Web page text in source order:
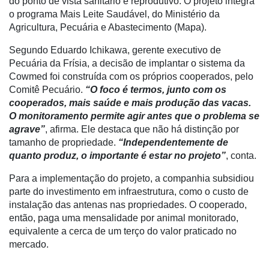
conta
Notícias
Destaque
Mercado
Troca
de
Cadeira
Artigos
Agenda
Agricultura
de
Precisão
o programa Mais Leite Saudável, do Ministério da
Agricultura, Pecuária e Abastecimento (Mapa).
Segundo Eduardo Ichikawa, gerente executivo de
Pecuária da Frísia, a decisão de implantar o sistema da
Cowmed foi construída com os próprios cooperados, pelo
Comitê Pecuário. “O foco é termos, junto com os
cooperados, mais saúde e mais produção das vacas.
O monitoramento permite agir antes que o problema se
agrave”, afirma. Ele destaca que não há distinção por
tamanho de propriedade. “Independentemente de
quanto produz, o importante é estar no projeto”, conta.
Para a implementação do projeto, a companhia subsidiou
parte do investimento em infraestrutura, como o custo de
instalação das antenas nas propriedades. O cooperado,
então, paga uma mensalidade por animal monitorado,
equivalente a cerca de um terço do valor praticado no
mercado.